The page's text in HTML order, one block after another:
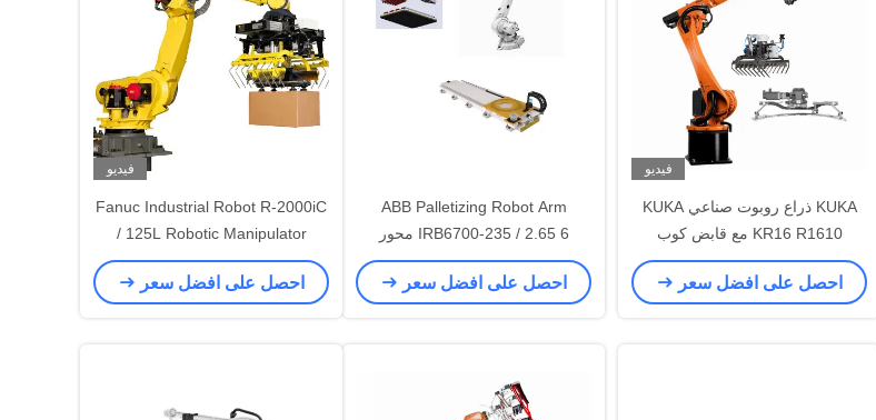
فيديو
KUKA ذراع روبوت صناعي KUKA
KR16 R1610 مع قابض كوب
الالتصاق CNGBS مخصص القابض
من أجل منصات نقالة
احصل على افضل سعر
ABB Palletizing Robot Arm
IRB6700-235 / 2.65 6 محور
روبوت صناعي يعمل مع آلة CNC
احصل على افضل سعر
فيديو
Fanuc Industrial Robot R-2000iC
/ 125L Robotic Manipulator
Palletizer
احصل على افضل سعر